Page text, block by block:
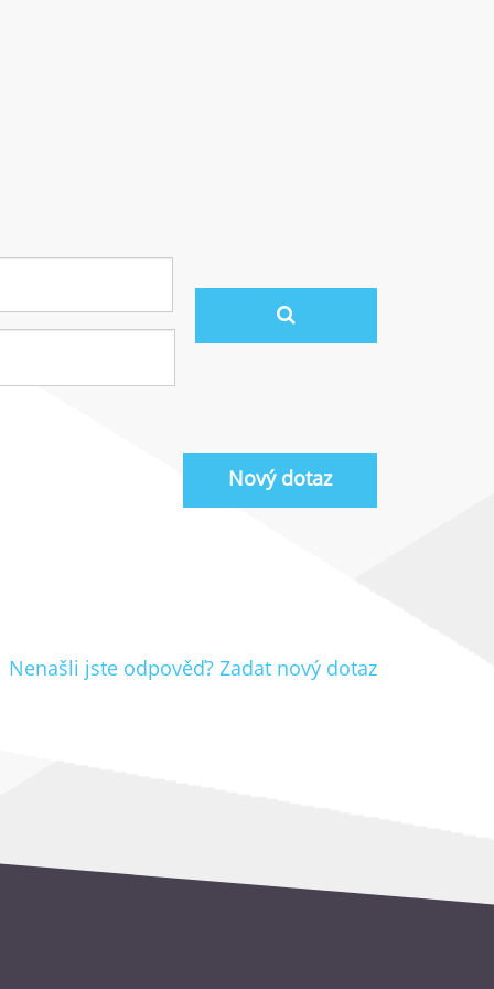
Nový dotaz
Nenašli jste odpověď? Zadat nový dotaz